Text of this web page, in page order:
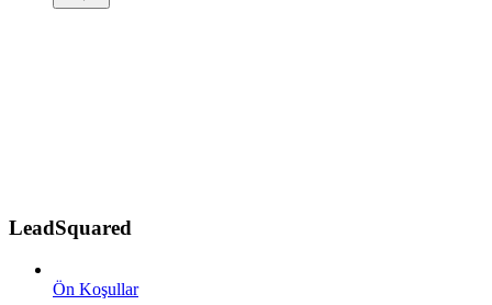
LeadSquared
Ön Koşullar